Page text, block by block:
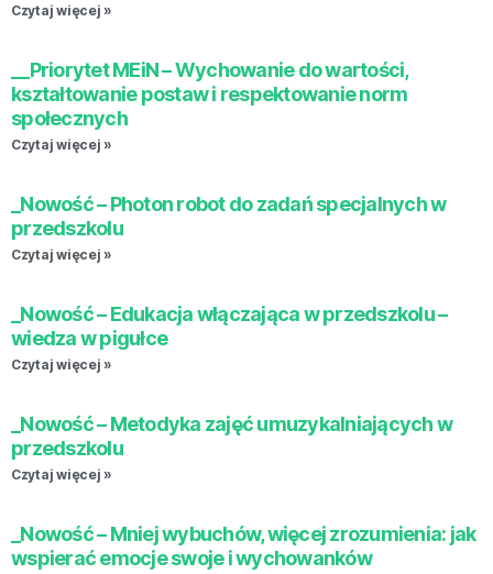
Czytaj więcej »
__Priorytet MEiN – Wychowanie do wartości,
kształtowanie postaw i respektowanie norm
społecznych
Czytaj więcej »
_Nowość – Photon robot do zadań specjalnych w
przedszkolu
Czytaj więcej »
_Nowość – Edukacja włączająca w przedszkolu –
wiedza w pigułce
Czytaj więcej »
_Nowość – Metodyka zajęć umuzykalniających w
przedszkolu
Czytaj więcej »
_Nowość – Mniej wybuchów, więcej zrozumienia: jak
wspierać emocje swoje i wychowanków